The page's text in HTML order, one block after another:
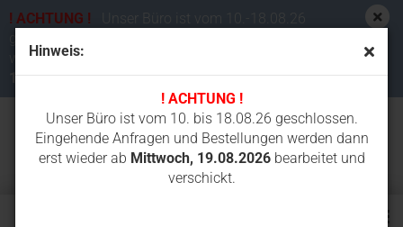
Hinweis:
! ACHTUNG !
Unser Büro ist vom 10. bis 18.08.26 geschlossen.
Eingehende Anfragen und Bestellungen werden dann
erst wieder ab Mittwoch, 19.08.2026bearbeitet und
verschickt.
! ACHTUNG !
Unser Büro ist vom 10.-18.08.26
werden dann erst wieder ab
19.08.2026bearbeitet und verschickt.